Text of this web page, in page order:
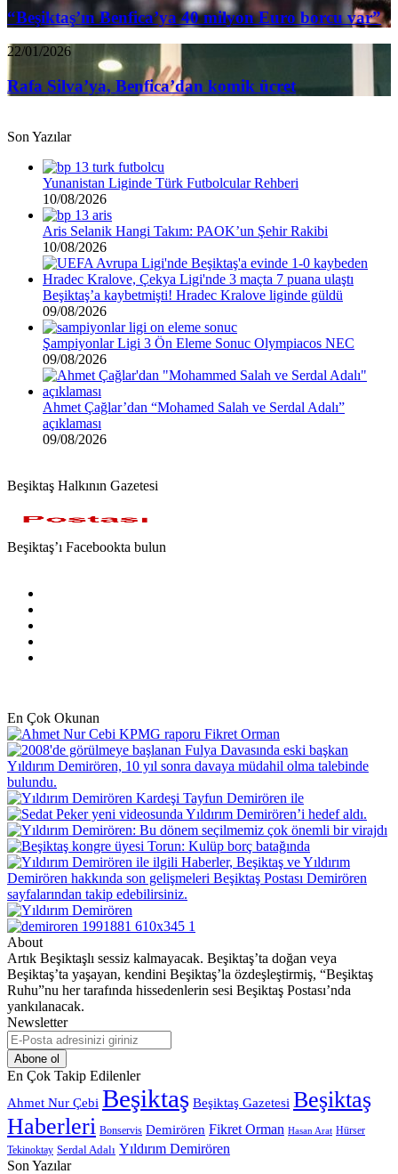
40
milyon
Euro
var”
“Beşiktaş’ın Benfica’ya 40 milyon Euro borcu var”
Rafa
Benfica’dan
komik
22/01/2026
Rafa Silva’ya, Benfica’dan komik ücret
Son Yazılar
Yunanistan Liginde Türk Futbolcular Rehberi
10/08/2026
Aris Selanik Hangi Takım: PAOK’un Şehir Rakibi
10/08/2026
Beşiktaş’a kaybetmişti! Hradec Kralove liginde güldü
09/08/2026
Şampiyonlar Ligi 3 Ön Eleme Sonuc Olympiacos NEC
09/08/2026
Ahmet Çağlar’dan “Mohamed Salah ve Serdal Adalı”
açıklaması
09/08/2026
Beşiktaş Halkının Gazetesi
Beşiktaş’ı Facebookta bulun
En Çok Okunan
About
Artık Beşiktaşlı sessiz kalmayacak. Beşiktaş’ta doğan veya
Beşiktaş’ta yaşayan, kendini Beşiktaş’la özdeşleştirmiş, “Beşiktaş
Ruhu”nu her tarafında hissedenlerin sesi Beşiktaş Postası’nda
yankılanacak.
Newsletter
E-
Posta
adresinizi
giriniz
En Çok Takip Edilenler
Ahmet Nur Çebi Beşiktaş Beşiktaş Gazetesi Beşiktaş
Haberleri Bonservis Demirören Fikret Orman Hasan Arat Hürser
Tekinoktay Serdal Adalı Yıldırım Demirören
Son Yazılar